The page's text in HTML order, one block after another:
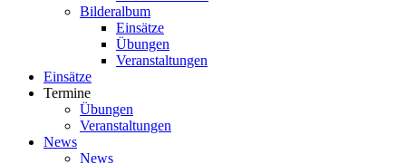
Bilderalbum
Einsätze
Übungen
Veranstaltungen
Einsätze
Termine
Übungen
Veranstaltungen
News
News